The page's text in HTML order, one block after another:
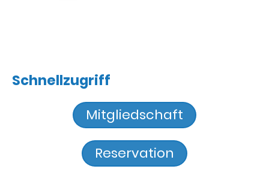
Schnellzugriff
Mitgliedschaft
Reservation